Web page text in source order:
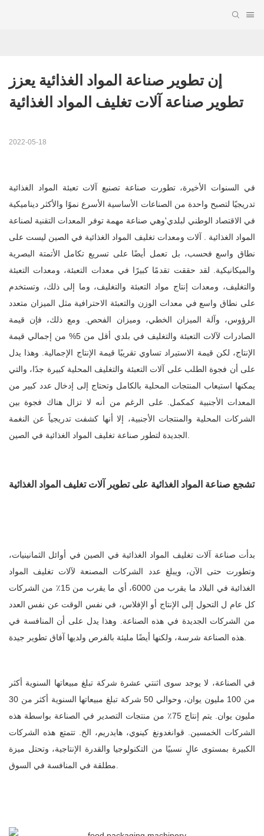
إن تطوير صناعة المواد الغذائية يعزز
تطوير صناعة آلات تغليف المواد الغذائية
2022-05-18
في السنوات الأخيرة، تطورت صناعة تصنيع آلات تعبئة المواد الغذائية
تدريجيًا لتصبح واحدة من الصناعات الأساسية الأسرع نموًا والأكثر ديناميكية
في الاقتصاد الوطني لبلدي'وهي صناعة مهمة توفر المعدات التقنية لصناعة
المواد الغذائية . آلات ومعدات تغليف المواد الغذائية في الصين ليست على
نطاق واسع فحسب، بل تعمل أيضًا على تسريع تكامل الأتمتة البصرية
والميكانيكية. لقد حققت تقدمًا كبيرًا في معدات التعبئة، ومعدات التعبئة
والتغليف، ومعدات إنتاج مواد التعبئة والتغليف، وما إلى ذلك، وتستخدم
على نطاق واسع في معدات الوزن والتعبئة الاحترافية مثل الميزان متعدد
الرؤوس، وآلة الميزان الخطي، وميزان الفحص. ومع ذلك، فإن قيمة
الصادرات لآلات التعبئة والتغليف في بلدي أقل من 5% من إجمالي قيمة
الإنتاج، لكن قيمة الاستيراد تساوي تقريبًا قيمة الإنتاج الإجمالية. وهذا يدل
على أن فجوة الطلب على آلات التعبئة والتغليف المحلية كبيرة جدًا، والتي
يمكنها استيعاب المنتجات المحلية بالكامل وتحتاج إلى إدخال عدد كبير من
المعدات الأجنبية كمكمل. على الرغم من أنه لا تزال هناك فجوة بين
الشركات المحلية والمنتجات الأجنبية، إلا أنها كشفت تدريجياً عن النغمة
الجديدة لتطور صناعة تغليف المواد الغذائية في الصين.
تشجع صناعة المواد الغذائية على تطوير آلات تغليف المواد الغذائية
بدأت صناعة آلات تغليف المواد الغذائية في الصين في أوائل الثمانينيات،
وتطورت حتى الآن، ويبلغ عدد الشركات المصنعة لآلات تغليف المواد
الغذائية في البلاد ما يقرب من 6000، أي ما يقرب من 15٪ من الشركات
كل عام ل التحول إلى الإنتاج أو الإفلاس، في نفس الوقت عن نفس العدد
من الشركات الجديدة في هذه الصناعة. وهذا يدل على أن المنافسة في
هذه الصناعة شرسة، ولكنها أيضًا مليئة بالفرص ولديها آفاق تطوير جيدة.
في الصناعة، لا يوجد سوى اثنتي عشرة شركة تبلغ مبيعاتها السنوية أكثر
من 100 مليون يوان، وحوالي 50 شركة تبلغ مبيعاتها السنوية أكثر من 30
مليون يوان. يتم إنتاج 75٪ من منتجات التصدير في الصناعة بواسطة هذه
الشركات الخمسين. قوانغدونغ كينوي، هايدريم، الخ. تتمتع هذه الشركات
الكبيرة بمستوى عالٍ نسبيًا من التكنولوجيا والقدرة الإنتاجية، وتحتل ميزة
مطلقة في المنافسة في السوق.